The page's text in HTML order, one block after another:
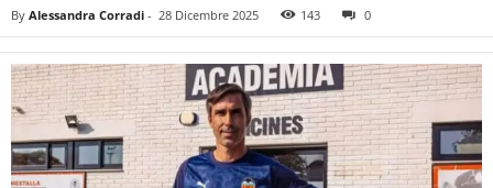
By Alessandra Corradi - 28 Dicembre 2025 143 0